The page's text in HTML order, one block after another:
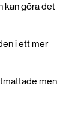
kan göra det
i ett mer
men